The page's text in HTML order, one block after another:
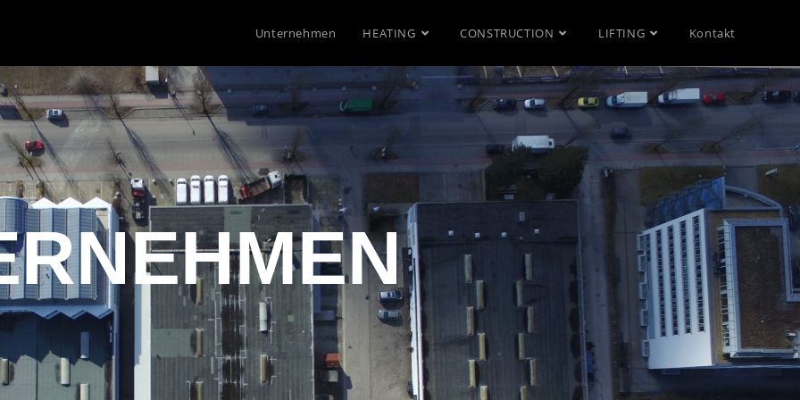
Unternehmen HEATING CONSTRUCTION LIFTING Kontakt